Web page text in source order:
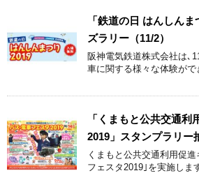
「鉄道の日 はんしん
ズラリー（11/2）
阪神電気鉄道株式会社は､
車に関する様々な体験がで
「くまもと公共交通利
2019」スタンプラリー
くまもと公共交通利用促
フェスタ2019｣を実施しま